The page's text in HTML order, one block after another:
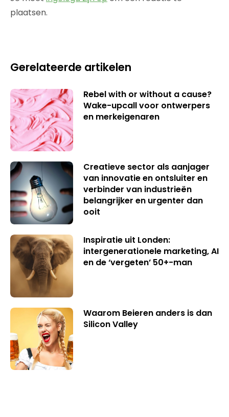
plaatsen.
Gerelateerde artikelen
Rebel with or without a cause?
Wake-upcall voor ontwerpers
en merkeigenaren
Creatieve sector als aanjager
van innovatie en ontsluiter en
verbinder van industrieën
belangrijker en urgenter dan
ooit
Inspiratie uit Londen:
intergenerationele marketing, AI
en de ‘vergeten’ 50+-man
Waarom Beieren anders is dan
Silicon Valley